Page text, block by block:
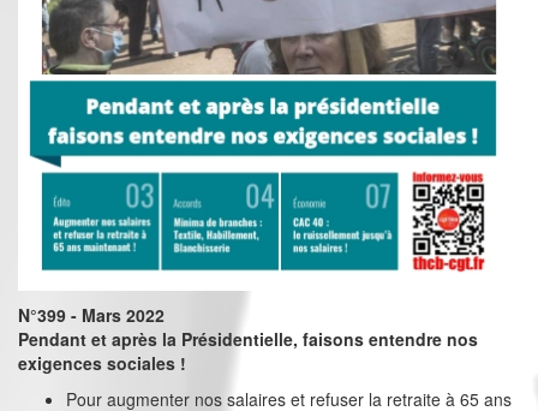
N°399 - Mars 2022
Pendant et après la Présidentielle, faisons entendre nos
exigences sociales !
Pour augmenter nos salaires et refuser la retraite à 65 ans